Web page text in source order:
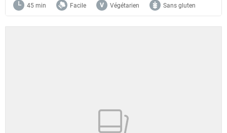
45 min Facile Végétarien Sans gluten